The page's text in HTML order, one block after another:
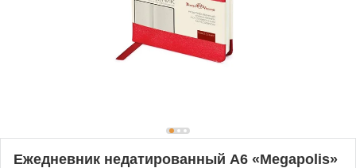
Ежедневник недатированный А6 «Megapolis»